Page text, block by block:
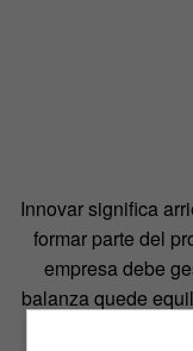
Innovar significa
formar parte del
empresa debe
balanza quede